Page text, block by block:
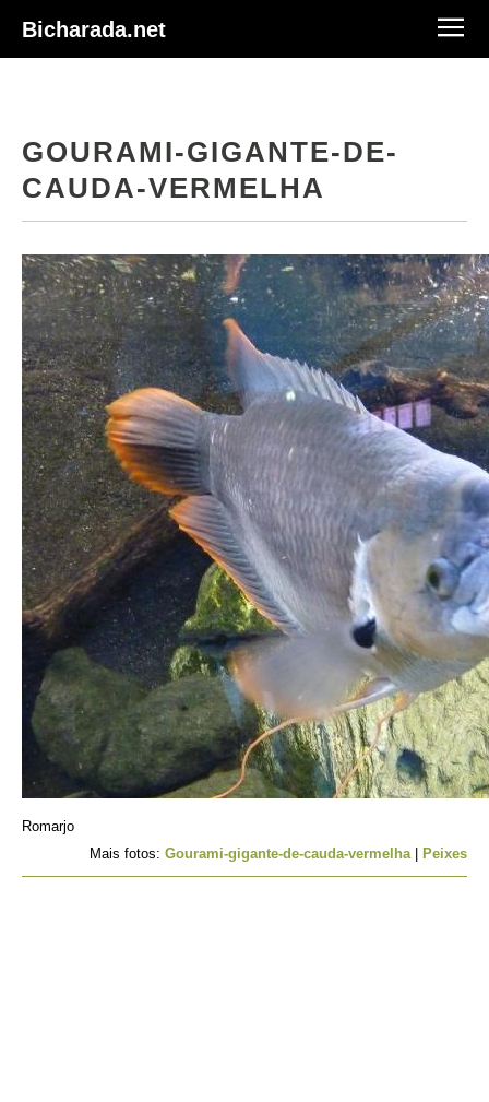
Bicharada.net
GOURAMI-GIGANTE-DE-
CAUDA-VERMELHA
Romarjo
Mais fotos: Gourami-gigante-de-cauda-vermelha| Peixes